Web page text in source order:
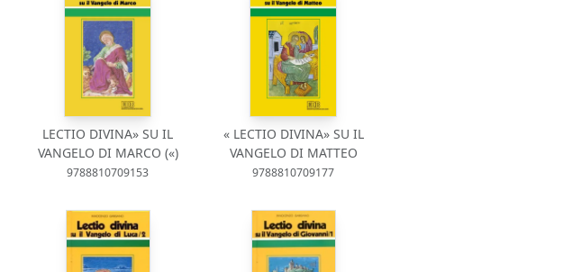
LECTIO DIVINA» SU IL
VANGELO DI MARCO («)
9788810709153
« LECTIO DIVINA» SU IL
VANGELO DI MATTEO
9788810709177